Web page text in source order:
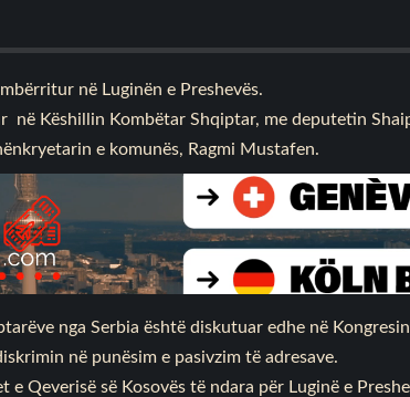
në Luginën e Preshevës.
në Këshillin Kombëtar Shqiptar, me deputetin
e komunës, Ragmi Mustafen.
nga Serbia është diskutuar edhe në
në punësim e pasivzim të adresave.
e Qeverisë së Kosovës të ndara për Luginë e